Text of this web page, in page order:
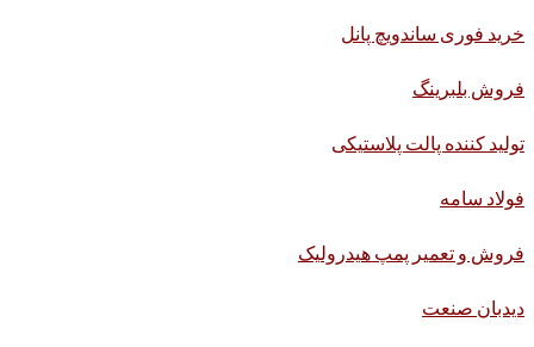
خرید فوری ساندویچ پانل
فروش بلبرینگ
تولید کننده پالت پلاستیکی
فولاد سامه
فروش و تعمیر پمپ هیدرولیک
دیدبان صنعت